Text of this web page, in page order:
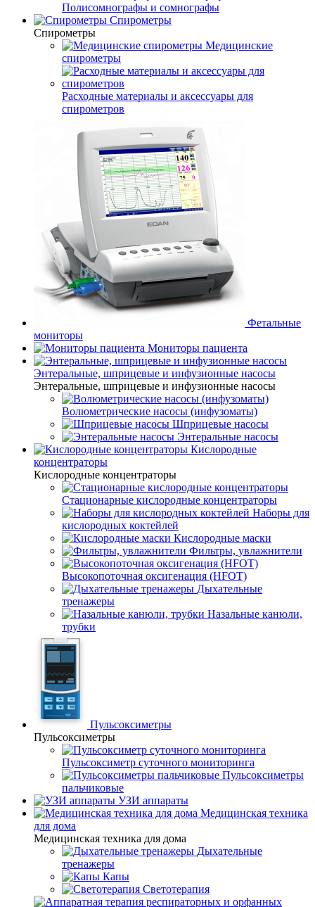
Полисомнографы и сомнографы
Спирометры
Спирометры
Медицинские
спирометры
Расходные материалы и аксессуары для
спирометров
Фетальные
мониторы
Мониторы пациента
Энтеральные, шприцевые и инфузионные насосы
Энтеральные, шприцевые и инфузионные насосы
Волюметрические насосы (инфузоматы)
Шприцевые насосы
Энтеральные насосы
Кислородные
концентраторы
Кислородные концентраторы
Стационарные кислородные концентраторы
Наборы для
кислородных коктейлей
Кислородные маски
Фильтры, увлажнители
Высокопоточная оксигенация (HFOT)
Дыхательные
тренажеры
Назальные канюли,
трубки
Пульсоксиметры
Пульсоксиметры
Пульсоксиметр суточного мониторинга
Пульсоксиметры
пальчиковые
УЗИ аппараты
Медицинская техника
для дома
Медицинская техника для дома
Дыхательные
тренажеры
Капы
Светотерапия